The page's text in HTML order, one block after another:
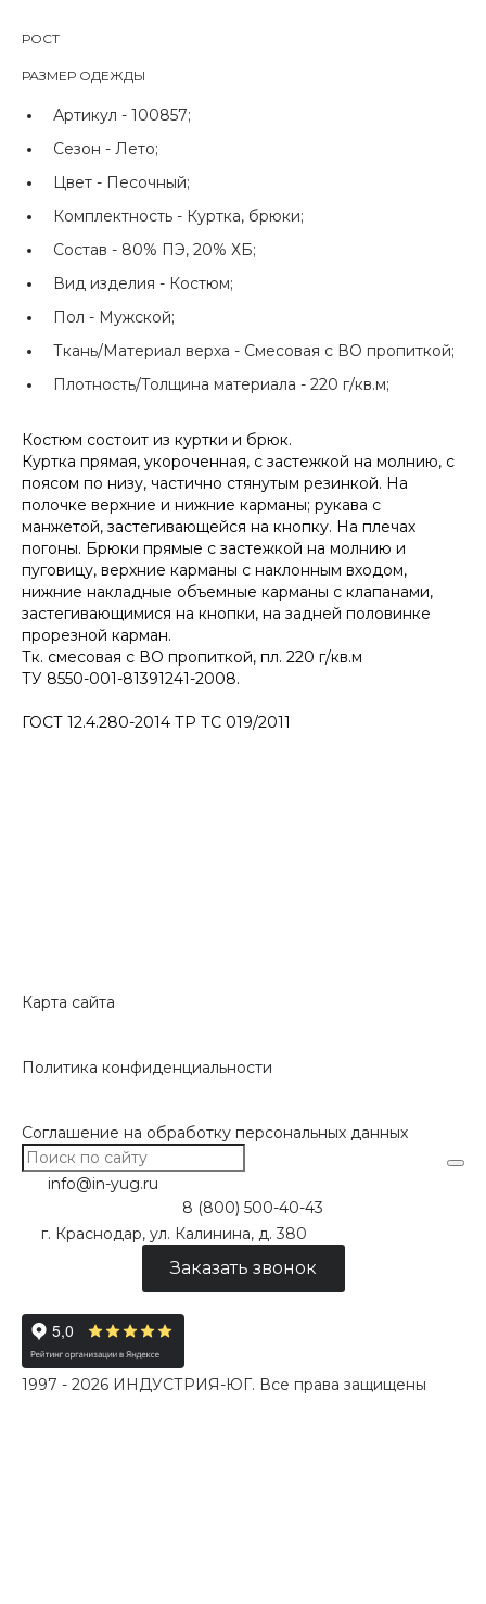
РОСТ
РАЗМЕР ОДЕЖДЫ
Артикул - 100857;
Сезон - Лето;
Цвет - Песочный;
Комплектность - Куртка, брюки;
Состав - 80% ПЭ, 20% ХБ;
Вид изделия - Костюм;
Пол - Мужской;
Ткань/Материал верха - Смесовая с ВО пропиткой;
Плотность/Толщина материала - 220 г/кв.м;
Костюм состоит из куртки и брюк.
Куртка прямая, укороченная, с застежкой на молнию, с
поясом по низу, частично стянутым резинкой. На
полочке верхние и нижние карманы; рукава с
манжетой, застегивающейся на кнопку. На плечах
погоны. Брюки прямые с застежкой на молнию и
пуговицу, верхние карманы с наклонным входом,
нижние накладные объемные карманы с клапанами,
застегивающимися на кнопки, на задней половинке
прорезной карман.
Тк. смесовая с ВО пропиткой, пл. 220 г/кв.м
ТУ 8550-001-81391241-2008.
ГОСТ 12.4.280-2014 ТР ТС 019/2011
Карта сайта
Политика конфиденциальности
Соглашение на обработку персональных данных
info@in-yug.ru
8 (800) 500-40-43
г. Краснодар, ул. Калинина, д. 380
Заказать звонок
1997 - 2026 ИНДУСТРИЯ-ЮГ. Все права защищены